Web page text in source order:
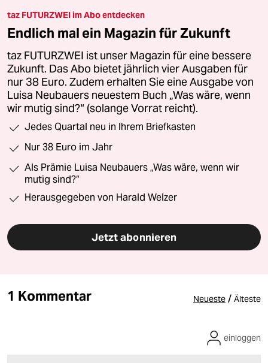
taz FUTURZWEI im Abo entdecken
Endlich mal ein Magazin für Zukunft
taz FUTURZWEI ist unser Magazin für eine bessere
Zukunft. Das Abo bietet jährlich vier Ausgaben für
nur 38 Euro. Zudem erhalten Sie eine Ausgabe von
Luisa Neubauers neuestem Buch „Was wäre, wenn
wir mutig sind?“ (solange Vorrat reicht).
Jedes Quartal neu in Ihrem Briefkasten
Nur 38 Euro im Jahr
Als Prämie Luisa Neubauers „Was wäre, wenn wir
mutig sind?“
Herausgegeben von Harald Welzer
Jetzt abonnieren
1 Kommentar Neueste / Älteste
einloggen